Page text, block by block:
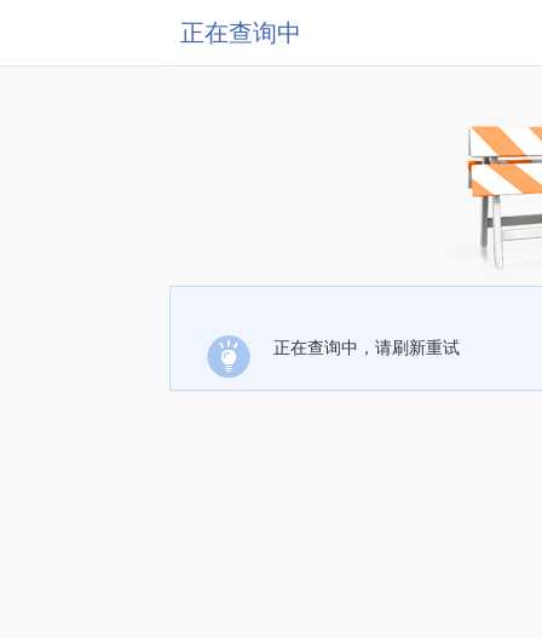
正在查询中
正在查询中，请刷新重试